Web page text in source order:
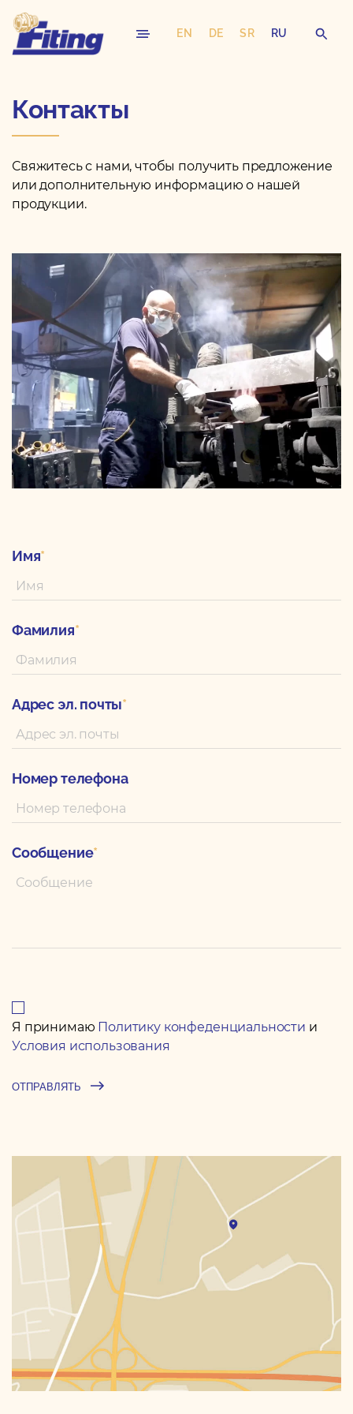
Skip
EN DE SR RU
Контакты
Свяжитесь с нами, чтобы получить предложение
или дополнительную информацию о нашей
продукции.
Имя*
Фамилия*
Адрес эл. почты*
Номер телефона
Сообщение*
Я принимаю Политику конфеденциальности и
Условия использования
ОТПРАВЛЯТЬ